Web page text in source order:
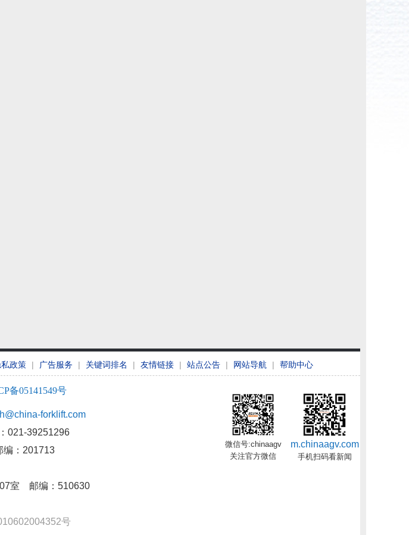
私政策 | 广告服务 | 关键词排名 | 友情链接 | 站点公告 | 网站导航 | 帮助中心
备05141549号
forklift.com
021-39251296
编：201713
室 邮编：510630
号
微信号:chinaagv
关注官方微信
m.chinaagv.com
手机扫码看新闻